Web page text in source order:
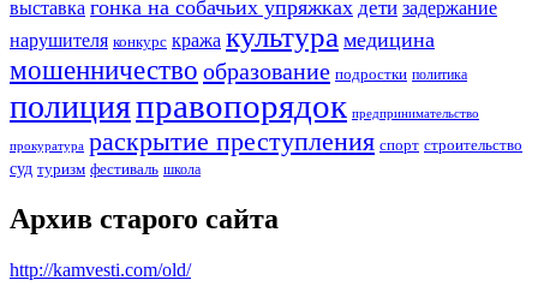
выставка гонка на собачьих упряжках дети задержание
нарушителя конкурс кража культура медицина
мошенничество образование подростки политика
полицияправопорядок предпринимательство
прокуратура раскрытие преступления спорт строительство
суд туризм фестиваль школа
Архив старого сайта
http://kamvesti.com/old/